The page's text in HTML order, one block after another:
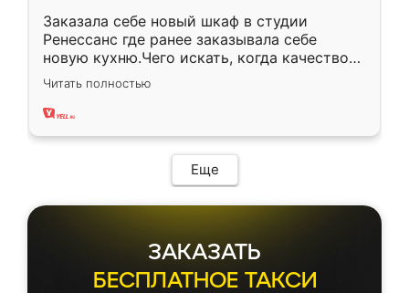
Заказала себе новый шкаф в студии
Ренессанс где ранее заказывала себе
новую кухню.Чего искать, когда качеством
вполне довольна. Служит кухня уже почти
два года, нареканий нет.
Читать полностью
Еще
ЗАКАЗАТЬ
БЕСПЛАТНОЕ ТАКСИ